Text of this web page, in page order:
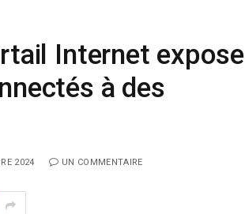
Internet expose
à des
2024 UN COMMENTAIRE